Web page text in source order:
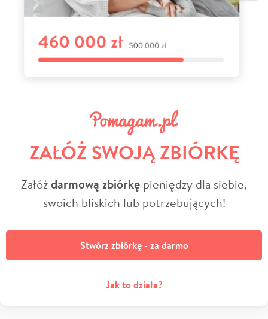
ZAŁÓŻ SWOJĄ ZBIÓRKĘ
Załóżdarmową zbiórkę pieniędzy dla siebie,
swoich bliskich lub potrzebujących!
Stwórz zbiórkę - za darmo
Jak to działa?